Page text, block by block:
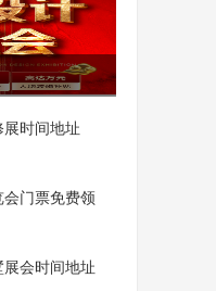
时间地址
门票免费领
会时间地址